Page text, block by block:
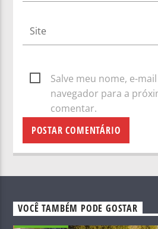
Salve meu nome, e-
navegador para a
comentar.
VOCÊ TAMBÉM PODE GOSTAR